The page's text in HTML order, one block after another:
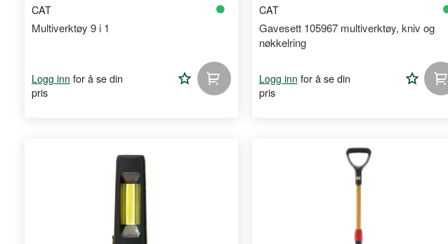
CAT
Multiverktøy 9 i 1
Logg inn for å se din
pris
Legg
CAT
Gavesett 105967 multiverktøy, kniv og
nøkkelring
Logg inn for å se din
pris
Legg